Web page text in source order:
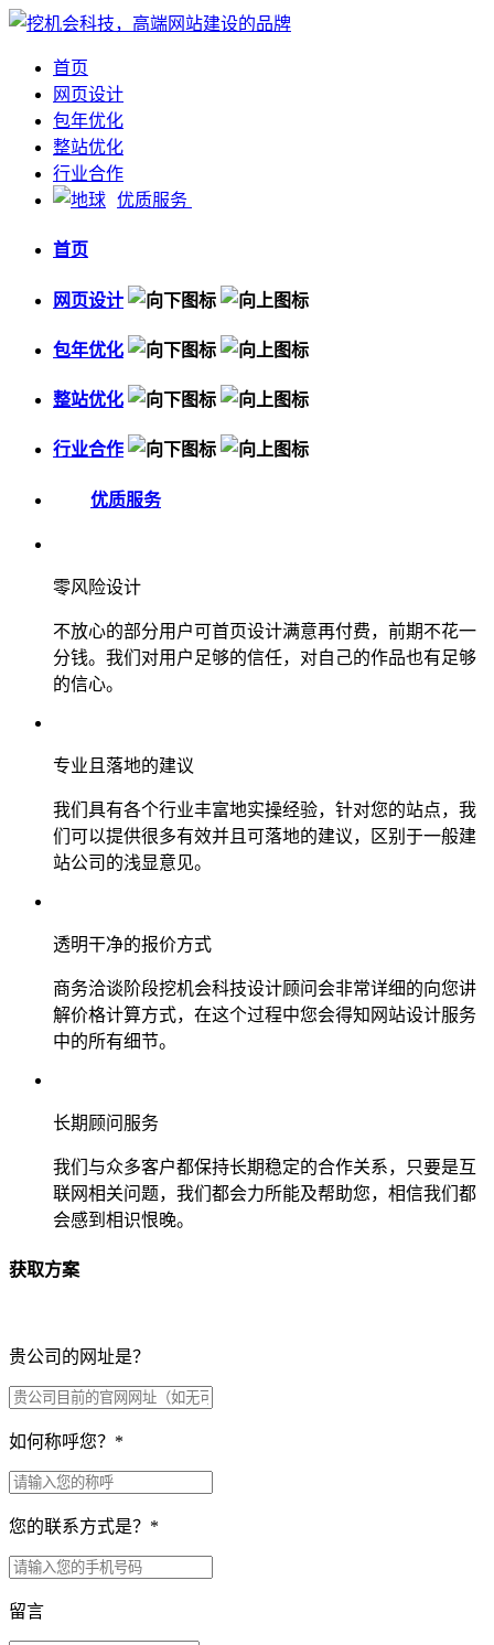
首页
网页设计
包年优化
整站优化
行业合作
优质服务
首页
网页设计
包年优化
整站优化
行业合作
优质服务
零风险设计
不放心的部分用户可首页设计满意再付费，前期不花一
分钱。我们对用户足够的信任，对自己的作品也有足够
的信心。
专业且落地的建议
我们具有各个行业丰富地实操经验，针对您的站点，我
们可以提供很多有效并且可落地的建议，区别于一般建
站公司的浅显意见。
透明干净的报价方式
商务洽谈阶段挖机会科技设计顾问会非常详细的向您讲
解价格计算方式，在这个过程中您会得知网站设计服务
中的所有细节。
长期顾问服务
我们与众多客户都保持长期稳定的合作关系，只要是互
联网相关问题，我们都会力所能及帮助您，相信我们都
会感到相识恨晚。
获取方案
贵公司的网址是？
如何称呼您？ *
您的联系方式是？ *
留言